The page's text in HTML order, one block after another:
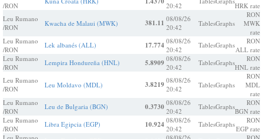
/RON
20:42
HRK rate
Leu Rumano
/RON
Kwacha de Malaui (MWK) 381.11 08/08/26
20:42
TablesGraphs
RON
MWK
rate
Leu Rumano
/RON
Lek albanés (ALL) 17.774 08/08/26
20:42
TablesGraphs
RON
ALL rate
Leu Rumano
/RON
Lempira Hondureña (HNL) 5.8909 08/08/26
20:42
TablesGraphs
RON
HNL rate
Leu Rumano
/RON
Leu Moldavo (MDL) 3.8219 08/08/26
20:42
TablesGraphs
RON
MDL
rate
Leu Rumano
/RON
Leu de Bulgaria (BGN) 0.3730 08/08/26
20:42
TablesGraphs
RON
BGN rate
Leu Rumano
/RON
Libra Egipcia (EGP) 10.924 08/08/26
20:42
TablesGraphs
RON
EGP rate